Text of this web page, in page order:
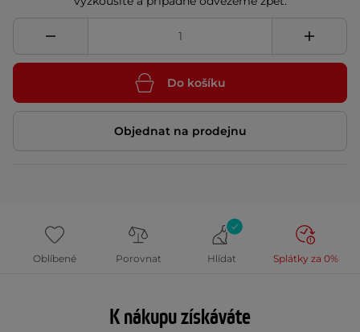
Do košíku
Objednat na prodejnu
Oblíbené Porovnat Hlídat Splátky za 0%
K nákupu získáváte